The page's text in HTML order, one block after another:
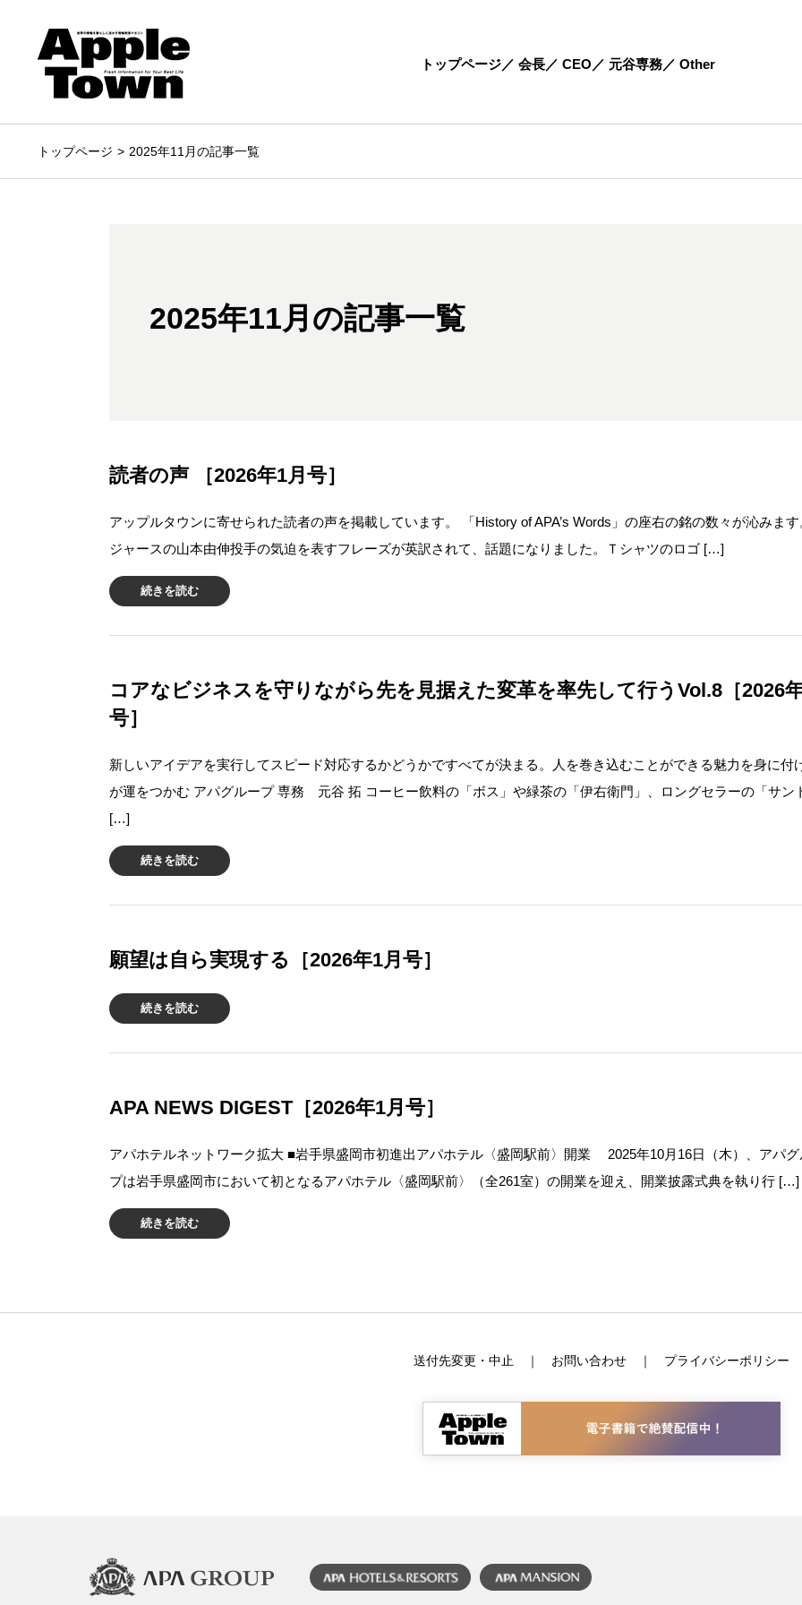
トップページ 会長 CEO 元谷専務 Other
トップページ 2025年11月の記事一覧
2025年11月の記事一覧
読者の声 ［2026年1月号］
アップルタウンに寄せられた読者の声を掲載しています。 「History of APA’s Words」の座右の銘の数々が沁みま
ジャースの山本由伸投手の気迫を表すフレーズが英訳されて、話題になりました。Ｔシャツのロゴ […]
続きを読む
コアなビジネスを守りながら先を見据えた変革を率先して行うVol.8［2026
号］
新しいアイデアを実行してスピード対応するかどうかですべてが決まる。人を巻き込むことができる魅力を身に付
が運をつかむ アパグループ 専務 元谷 拓 コーヒー飲料の「ボス」や緑茶の「伊右衛門」、ロングセラーの「サン
[…]
続きを読む
願望は自ら実現する［2026年1月号］
続きを読む
APA NEWS DIGEST［2026年1月号］
アパホテルネットワーク拡大 ■岩手県盛岡市初進出アパホテル〈盛岡駅前〉開業 2025年10月16日（木）、アパグ
プは岩手県盛岡市において初となるアパホテル〈盛岡駅前〉（全261室）の開業を迎え、開業披露式典を執り行 […]
続きを読む
送付先変更・中止 お問い合わせ プライバシーポリシー